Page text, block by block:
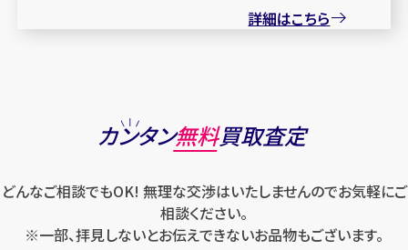
詳細はこちら
カンタン無料買取査定
どんなご相談でもOK! 無理な交渉はいたしませんのでお気軽にご
相談ください。
※一部、拝見しないとお伝えできないお品物もございます。